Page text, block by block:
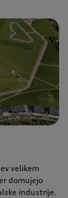
velikem
domujejo
industrije.